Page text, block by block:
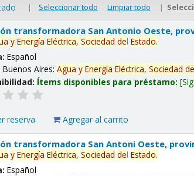
| Seleccionar todo Limpiar todo |
transformadora San Antonio Oeste,
y Energía Eléctrica, Sociedad delEstado.
Español
Buenos Aires:Agua y Energía Eléctrica, Sociedad
Ítems disponibles para préstamo:
reserva Agregar al carrito
transformadora San Antoni Oeste,
y Energía Eléctrica, Sociedad delEstado.
Español